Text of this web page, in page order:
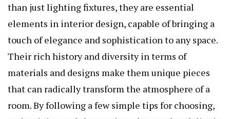
than just lighting fixtures, they are essential
elements in interior design, capable of bringing a
touch of elegance and sophistication to any space.
Their rich history and diversity in terms of
materials and designs make them unique pieces
that can radically transform the atmosphere of a
room. By following a few simple tips for choosing,